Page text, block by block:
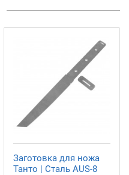
Заготовка для ножа
Танто | Сталь AUS-8